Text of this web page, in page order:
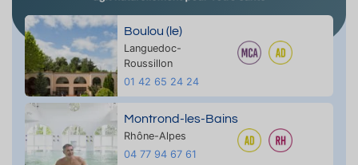
Boulou (le)
Languedoc-
Roussillon
01 42 65 24 24
Montrond-les-Bains
Rhône-Alpes
04 77 94 67 61